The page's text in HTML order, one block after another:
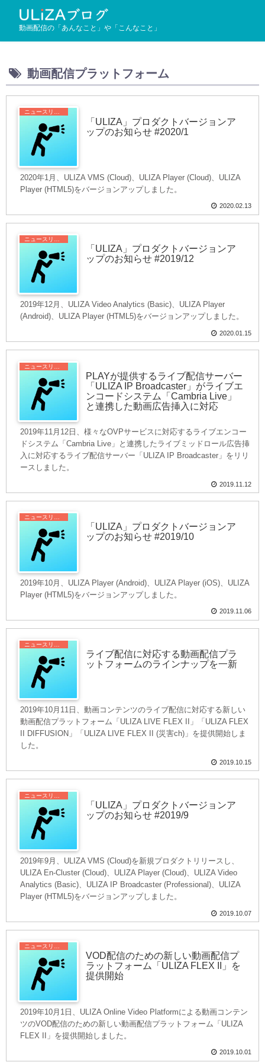
動画配信の「あんなこと」や「こんなこと」
動画配信プラットフォーム
ニュースリリース
「ULIZA」プロダクトバージョンア
ップのお知らせ #2020/1
2020年1月、ULIZA VMS (Cloud)、ULIZA Player (Cloud)、ULIZA
Player (HTML5)をバージョンアップしました。
2020.02.13
「ULIZA」プロダクトバージョンア
ップのお知らせ #2019/12
2019年12月、ULIZA Video Analytics (Basic)、ULIZA Player
(Android)、ULIZA Player (HTML5)をバージョンアップしました。
2020.01.15
PLAYが提供するライブ配信サーバー
「ULIZA IP Broadcaster」がライブエ
ンコードシステム「Cambria Live」
と連携した動画広告挿入に対応
2019年11月12日、様々なOVPサービスに対応するライブエンコー
ドシステム「Cambria Live」と連携したライブミッドロール広告挿
入に対応するライブ配信サーバー「ULIZA IP Broadcaster」をリリ
ースしました。
2019.11.12
ニュースリリース
「ULIZA」プロダクトバージョンア
ップのお知らせ #2019/10
2019年10月、ULIZA Player (Android)、ULIZA Player (iOS)、ULIZA
Player (HTML5)をバージョンアップしました。
2019.11.06
ライブ配信に対応する動画配信プラ
ットフォームのラインナップを一新
2019年10月11日、動画コンテンツのライブ配信に対応する新しい
動画配信プラットフォーム「ULIZA LIVE FLEX II」「ULIZA FLEX
II DIFFUSION」「ULIZA LIVE FLEX II (災害ch)」を提供開始しま
した。
2019.10.15
「ULIZA」プロダクトバージョンア
ップのお知らせ #2019/9
2019年9月、ULIZA VMS (Cloud)を新規プロダクトリリースし、
ULIZA En-Cluster (Cloud)、ULIZA Player (Cloud)、ULIZA Video
Analytics (Basic)、ULIZA IP Broadcaster (Professional)、ULIZA
Player (HTML5)をバージョンアップしました。
2019.10.07
ニュースリリース
VOD配信のための新しい動画配信プ
ラットフォーム「ULIZA FLEX II」を
提供開始
2019年10月1日、ULIZA Online Video Platformによる動画コンテン
ツのVOD配信のための新しい動画配信プラットフォーム「ULIZA
FLEX II」を提供開始しました。
2019.10.01